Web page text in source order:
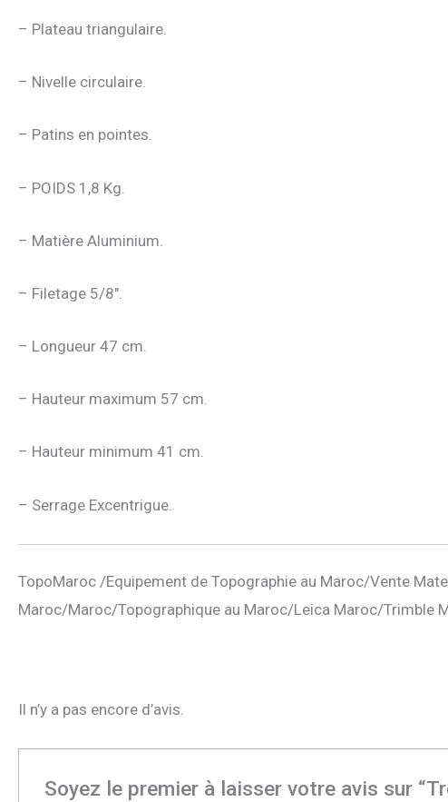
– Plateau triangulaire.
– Nivelle circulaire.
– Patins en pointes.
– POIDS 1,8 Kg.
– Matière Aluminium.
– Filetage 5/8″.
– Longueur 47 cm.
– Hauteur maximum 57 cm.
– Hauteur minimum 41 cm.
– Serrage Excentrigue.
TopoMaroc /Equipement de Topographie au Maroc/Vente
Maroc/Maroc/Topographique au Maroc/Leica Maroc/Trimble
Il n’y a pas encore d’avis.
Soyez le premier à laisser votre avis sur